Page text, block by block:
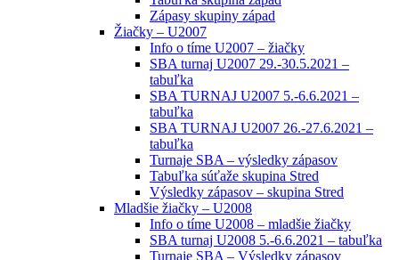
Zápasy skupiny západ
Žiačky – U2007
Info o tíme U2007 – žiačky
SBA turnaj U2007 29.-30.5.2021 –
tabuľka
SBA TURNAJ U2007 5.-6.6.2021 –
tabuľka
SBA TURNAJ U2007 26.-27.6.2021 –
tabuľka
Turnaje SBA – výsledky zápasov
Tabuľka súťaže skupina Stred
Výsledky zápasov – skupina Stred
Mladšie žiačky – U2008
Info o tíme U2008 – mladšie žiačky
SBA turnaj U2008 5.-6.6.2021 – tabuľka
Turnaje SBA – Výsledky zápasov